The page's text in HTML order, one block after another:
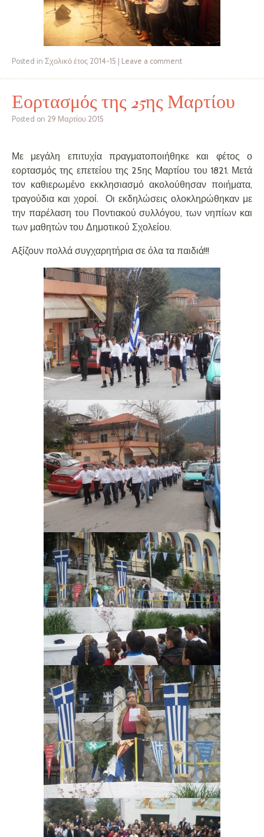
Posted in Σχολικό έτος 2014-15 Leave a comment
Εορτασμός της 25ης Μαρτίου
Posted on 29 Μαρτίου 2015
Με μεγάλη επιτυχία πραγματοποιήθηκε και φέτος ο
εορτασμός της επετείου της 25ης Μαρτίου του 1821. Μετά
τον καθιερωμένο εκκλησιασμό ακολούθησαν ποιήματα,
τραγούδια και χοροί. Οι εκδηλώσεις ολοκληρώθηκαν με
την παρέλαση του Ποντιακού συλλόγου, των νηπίων και
των μαθητών του Δημοτικού Σχολείου.
Αξίζουν πολλά συγχαρητήρια σε όλα τα παιδιά!!!